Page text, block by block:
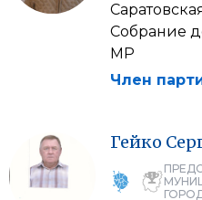
Собрание
МР
Член
Гейко